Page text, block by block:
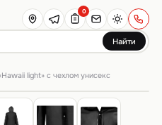
Найти
0
light» c чехлом унисекс